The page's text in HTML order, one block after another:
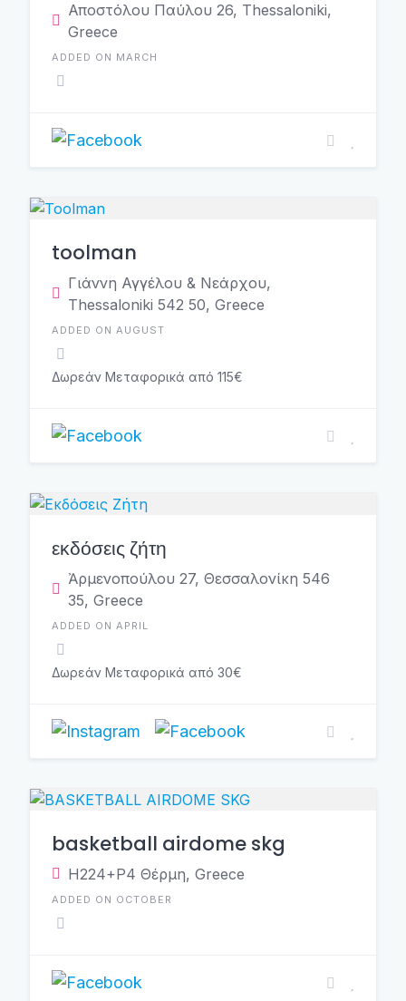
Αποστόλου Παύλου 26, Thessaloniki,
Greece
ADDED ON MARCH
toolman
Γιάννη Αγγέλου & Νεάρχου,
Thessaloniki 542 50, Greece
ADDED ON AUGUST
Δωρεάν Μεταφορικά από 115€
εκδόσεις ζήτη
Ἀρμενοπούλου 27, Θεσσαλονίκη 546
35, Greece
ADDED ON APRIL
Δωρεάν Μεταφορικά από 30€
basketball airdome skg
H224+P4 Θέρμη, Greece
ADDED ON OCTOBER